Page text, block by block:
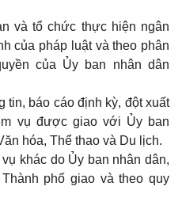
và tổ chức thực hiện ngân
của pháp luật và theo phân
của Ủy ban nhân dân
tin, báo cáo định kỳ, đột xuất
vụ được giao với Ủy ban
hóa, Thể thao và Du lịch.
khác do Ủy ban nhân dân,
phố giao và theo quy